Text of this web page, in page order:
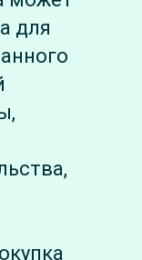
для